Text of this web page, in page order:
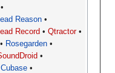
Reason
Record
Qtractor
Rosegarden